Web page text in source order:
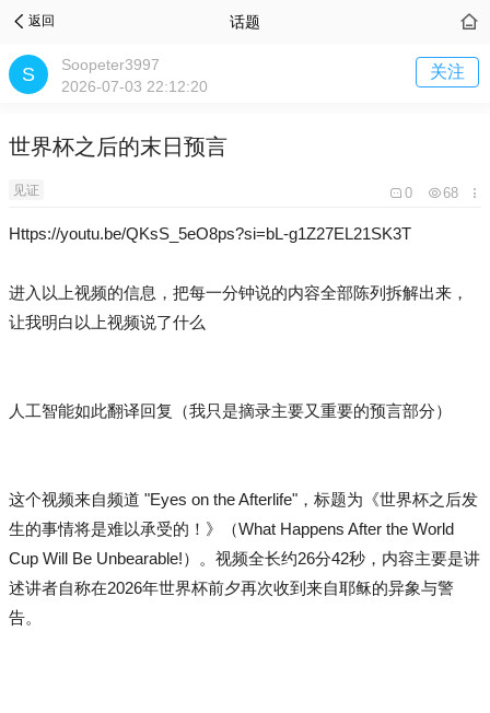
返回 话题
Soopeter3997
2026-07-03 22:12:20
关注
世界杯之后的末日预言
见证 0 68
Https://youtu.be/QKsS_5eO8ps?si=bL-g1Z27EL21SK3T
进入以上视频的信息，把每一分钟说的内容全部陈列拆解出来，
让我明白以上视频说了什么
人工智能如此翻译回复（我只是摘录主要又重要的预言部分）
这个视频来自频道 "Eyes on the Afterlife"，标题为《世界杯之后发
生的事情将是难以承受的！》（What Happens After the World
Cup Will Be Unbearable!）。视频全长约26分42秒，内容主要是讲
述讲者自称在2026年世界杯前夕再次收到来自耶稣的异象与警
告。